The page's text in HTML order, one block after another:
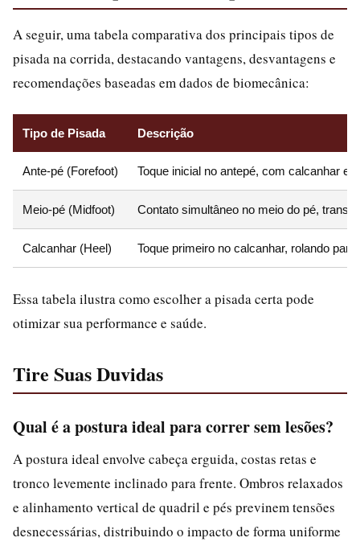
A seguir, uma tabela comparativa dos principais tipos de
pisada na corrida, destacando vantagens, desvantagens e
recomendações baseadas em dados de biomecânica:
Tipo de Pisada Descrição
Ante-pé (Forefoot) Toque inicial no antepé, com calcanhar
Meio-pé (Midfoot) Contato simultâneo no meio do pé,
Calcanhar (Heel) Toque primeiro no calcanhar, rolando para
Essa tabela ilustra como escolher a pisada certa pode
otimizar sua performance e saúde.
Tire Suas Duvidas
Qual é a postura ideal para correr sem lesões?
A postura ideal envolve cabeça erguida, costas retas e
tronco levemente inclinado para frente. Ombros relaxados
e alinhamento vertical de quadril e pés previnem tensões
desnecessárias, distribuindo o impacto de forma uniforme